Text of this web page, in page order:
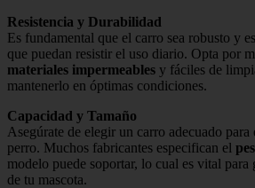
Resistencia y Durabilidad
Es fundamental que el carro sea robusto y
que puedan resistir el uso diario. Opta por
materiales impermeables y fáciles de
mantenerlo en óptimas condiciones.
Capacidad y Tamaño
Asegúrate de elegir un carro adecuado
perro. Muchos fabricantes especifican el
modelo puede soportar, lo cual es vital para
de tu mascota.